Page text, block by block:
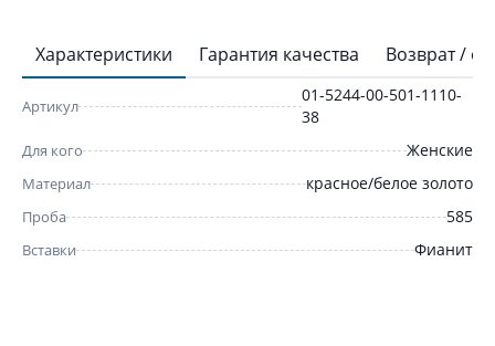
Характеристики Гарантия качества Возврат /
Артикул
01-5244-00-501-1110-
38
Для кого Женские
Материал красное/белое золото
Проба 585
Вставки Фианит